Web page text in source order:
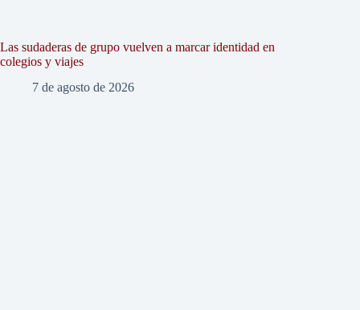
Las sudaderas de grupo vuelven a marcar identidad en
colegios y viajes
7 de agosto de 2026